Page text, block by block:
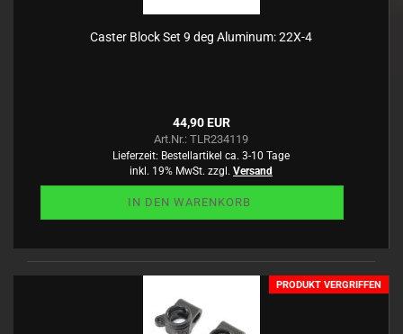
Caster Block Set 9 deg Aluminum: 22X-4
44,90 EUR
Art.Nr.: TLR234119
Lieferzeit: Bestellartikel ca. 3-10 Tage
inkl. 19% MwSt. zzgl. Versand
IN DEN WARENKORB
PRODUKT VERGRIFFEN